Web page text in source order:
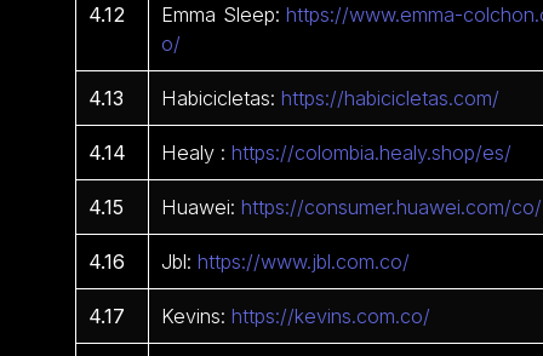
4.12 Emma Sleep:https://www.emma-
o/
4.13 Habicicletas:https://habicicletas.com/
4.14 Healy :https://colombia.healy.shop/es/
4.15 Huawei:https://consumer.huawei.com/co/
4.16 Jbl:https://www.jbl.com.co/
4.17 Kevins:https://kevins.com.co/